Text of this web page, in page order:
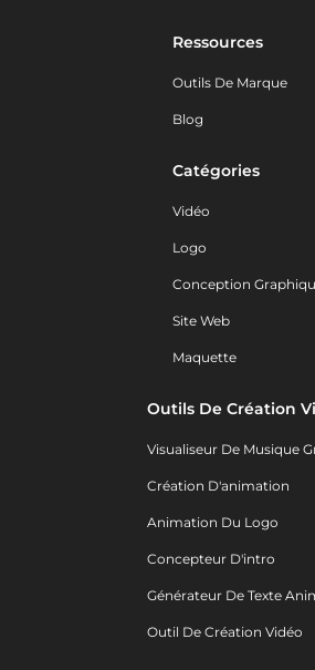
Ressources
Outils De Marque
Blog
Catégories
Vidéo
Logo
Conception
Site Web
Maquette
Outils De Création
Visualiseur De Musique
Création D'animation
Animation Du Logo
Concepteur D'intro
Générateur De Texte
Outil De Création Vidéo